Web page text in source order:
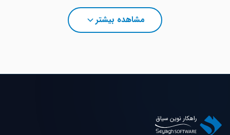
سیستم از سناریوهای متنوع تأمین (داخلی، خارجی، ترکیبی،
فوری و برنامه‌ریزی‌شده) پشتیبانی کرده و امکان ترکیب
مدل‌های تأمین را فراهم می‌کند.
مشاهده بیشتر